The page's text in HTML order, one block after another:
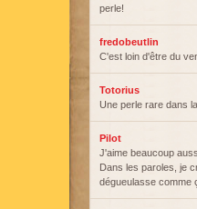
perle!
fredobeutlin
C'est loin d'être du
Totorius
Une perle rare dans
Pilot
J'aime beaucoup
Dans les paroles, je
dégueulasse comme